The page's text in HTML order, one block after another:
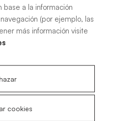
base a la información
(por ejemplo, las
más información visite
cookies